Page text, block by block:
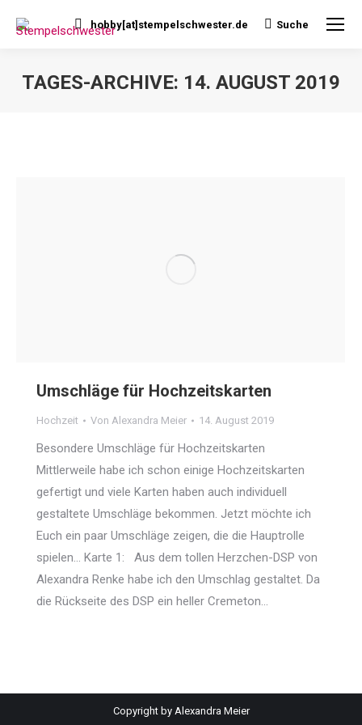
hobby[at]stempelschwester.de Search:
Suche
TAGES-ARCHIVE: 14. AUGUST 2019
Umschläge für Hochzeitskarten
Hochzeit Von Alexandra Meier 14. August 2019
Besondere Umschläge für Hochzeitskarten
Mittlerweile habe ich schon einige Hochzeitskarten
gefertigt und viele Karten haben auch individuell
gestaltete Umschläge bekommen. Jetzt möchte ich
Euch ein paar Umschläge zeigen, die die Hauptrolle
spielen… Karte 1: Aus dem tollen Herzchen-DSP von
Alexandra Renke habe ich den Umschlag gestaltet. Da
die Rückseite des DSP ein heller Cremeton…
Copyright by Alexandra Meier